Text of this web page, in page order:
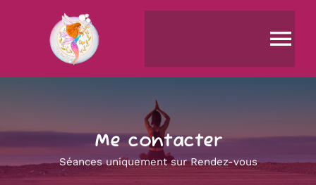
A PROPOS
Déroulement d’une séance
Me contacter
Séances uniquement sur Rendez-vous